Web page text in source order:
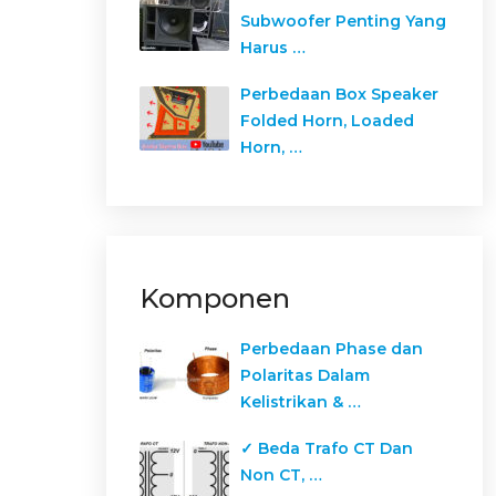
Subwoofer Penting Yang
Harus …
Perbedaan Box Speaker
Folded Horn, Loaded
Horn, …
Komponen
Perbedaan Phase dan
Polaritas Dalam
Kelistrikan & …
✓ Beda Trafo CT Dan
Non CT, …